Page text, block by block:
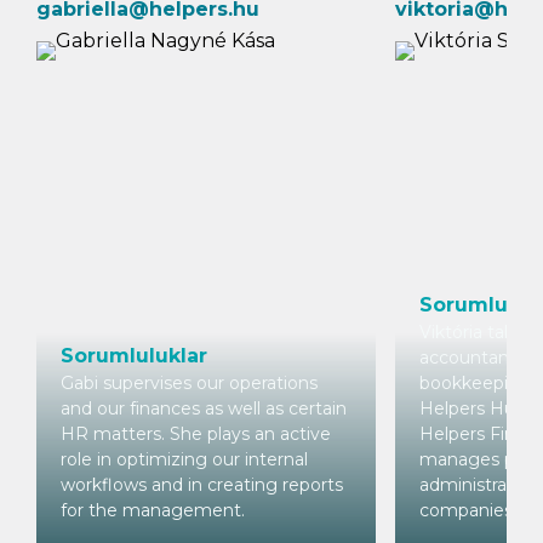
gabriella@helpers.hu
Sorumluluklar
Gabi supervises our operations
and our finances as well as certain
HR matters. She plays an active
role in optimizing our internal
workflows and in creating reports
for the management.
accountancy
bookkeeping
Helpers
Helpers
manages
companies.